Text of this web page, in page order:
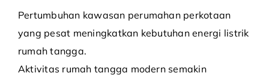
Pertumbuhan kawasan perumahan perkotaan
yang pesat meningkatkan kebutuhan energi listrik
rumah tangga.
Aktivitas rumah tangga modern semakin